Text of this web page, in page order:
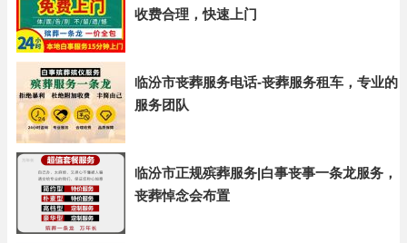
收费合理，快速上门
临汾市丧葬服务电话-丧葬服务租车，专业的
服务团队
临汾市正规殡葬服务|白事丧事一条龙服务，
丧葬悼念会布置